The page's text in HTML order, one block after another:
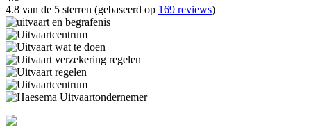
4.8 van de 5 sterren (gebaseerd op 169 reviews)